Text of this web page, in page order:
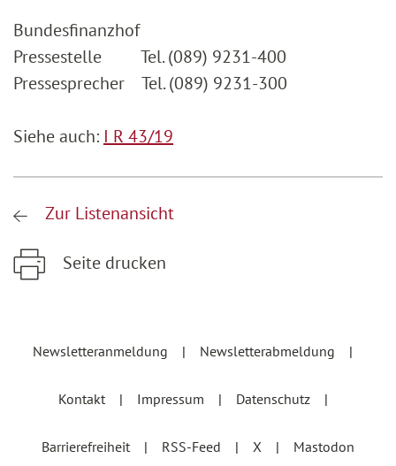
Bundesfinanzhof
Pressestelle Tel. (089) 9231-400
Pressesprecher Tel. (089) 9231-300
Siehe auch: I R 43/19
Zur Listenansicht
Seite drucken
Newsletteranmeldung
Newsletterabmeldung
Kontakt Impressum Datenschutz
Barrierefreiheit RSS-Feed X Mastodon